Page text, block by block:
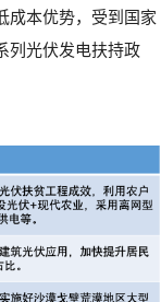
成本优势，受到国家
列光伏发电扶持政